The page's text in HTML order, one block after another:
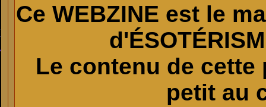
Ce WEBZINE est le
Le contenu de cette
petit au